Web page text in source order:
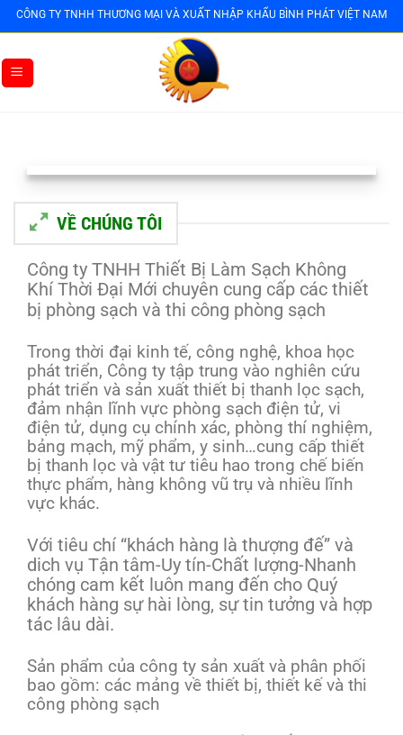
qua
nội
dung
CÔNG TY TNHH THƯƠNG MẠI VÀ XUẤT NHẬP KHẨU BÌNH PHÁT VIỆT NAM
VỀ CHÚNG TÔI
Công ty TNHH Thiết Bị Làm Sạch Không
Khí Thời Đại Mới chuyên cung cấp các thiết
bị phòng sạch và thi công phòng sạch
Trong thời đại kinh tế, công nghệ, khoa học
phát triển, Công ty tập trung vào nghiên cứu
phát triển và sản xuất thiết bị thanh lọc sạch,
đảm nhận lĩnh vực phòng sạch điện tử, vi
điện tử, dụng cụ chính xác, phòng thí nghiệm,
bảng mạch, mỹ phẩm, y sinh…cung cấp thiết
bị thanh lọc và vật tư tiêu hao trong chế biến
thực phẩm, hàng không vũ trụ và nhiều lĩnh
vực khác.
Với tiêu chí “khách hàng là thượng đế” và
dich vụ Tận tâm-Uy tín-Chất lượng-Nhanh
chóng cam kết luôn mang đến cho Quý
khách hàng sự hài lòng, sự tin tưởng và hợp
tác lâu dài.
Sản phẩm của công ty sản xuất và phân phối
bao gồm: các mảng về thiết bị, thiết kế và thi
công phòng sạch